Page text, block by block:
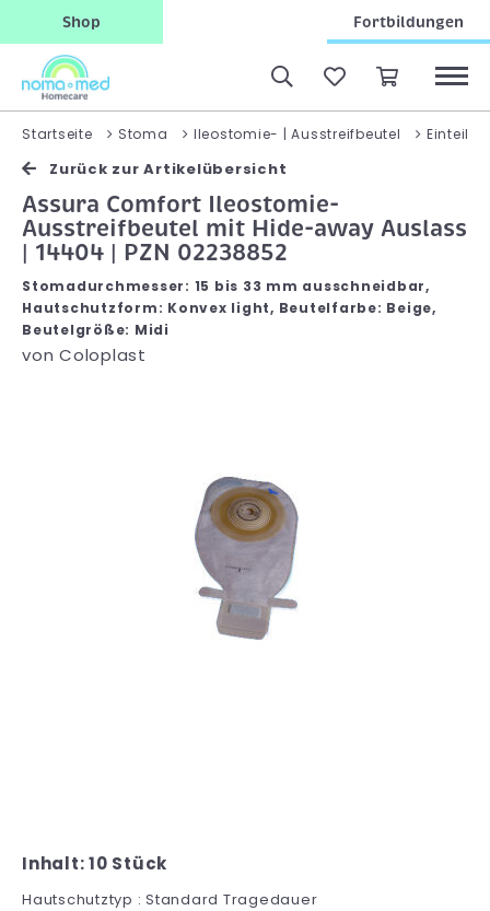
Shop Fortbildungen
Startseite Stoma Ileostomie- | Ausstreifbeutel
Zurück zur Artikelübersicht
Assura Comfort Ileostomie-
Ausstreifbeutel mit Hide-away Auslass
| 14404 | PZN 02238852
Stomadurchmesser: 15 bis 33 mm ausschneidbar,
Hautschutzform: Konvex light, Beutelfarbe: Beige,
Beutelgröße: Midi
von Coloplast
Inhalt: 10 Stück
Hautschutztyp : Standard Tragedauer